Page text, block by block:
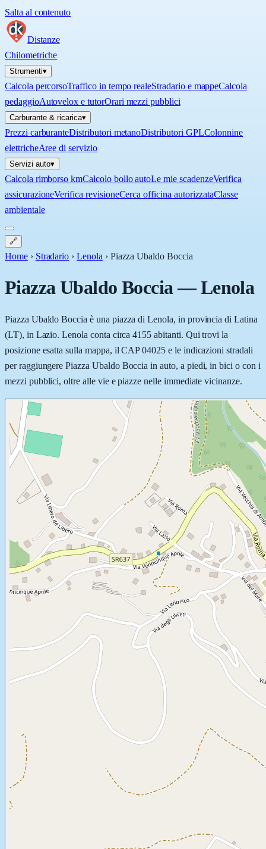
Salta al contenuto
Distanze
Chilometriche
Strumenti▾
Calcola percorsoTraffico in tempo realeStradario e mappeCalcola
pedaggioAutovelox e tutorOrari mezzi pubblici
Carburante & ricarica▾
Prezzi carburanteDistributori metanoDistributori GPLColonnine
elettricheAree di servizio
Servizi auto▾
Calcola rimborso kmCalcolo bollo autoLe mie scadenzeVerifica
assicurazioneVerifica revisioneCerca officina autorizzataClasse
ambientale
🔗
Home › Stradario › Lenola › Piazza Ubaldo Boccia
Piazza Ubaldo Boccia—Lenola
Piazza Ubaldo Boccia è una piazza di Lenola, in provincia di Latina
(LT), in Lazio. Lenola conta circa 4155 abitanti. Qui trovi la
posizione esatta sulla mappa, il CAP 04025 e le indicazioni stradali
per raggiungere Piazza Ubaldo Boccia in auto, a piedi, in bici o con i
mezzi pubblici, oltre alle vie e piazze nelle immediate vicinanze.